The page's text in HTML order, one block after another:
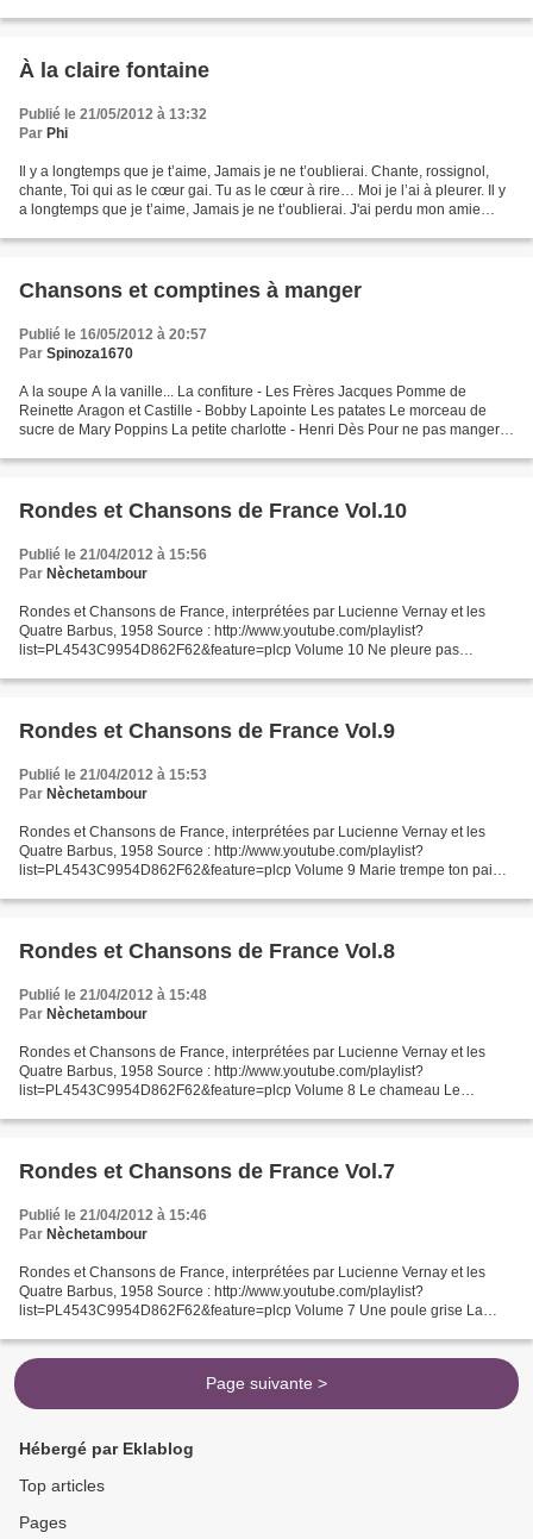
À la claire fontaine
Publié le 21/05/2012 à 13:32
Par Phi
Il y a longtemps que je t’aime, Jamais je ne t’oublierai. Chante, rossignol,
chante, Toi qui as le cœur gai. Tu as le cœur à rire… Moi je l’ai à pleurer. Il y
a longtemps que je t’aime, Jamais je ne t’oublierai. J'ai perdu mon amie
Chansons et comptines à manger
Publié le 16/05/2012 à 20:57
Par Spinoza1670
A la soupe A la vanille... La confiture - Les Frères Jacques Pomme de
Reinette Aragon et Castille - Bobby Lapointe Les patates Le morceau de
sucre de Mary Poppins La petite charlotte - Henri Dès Pour ne pas manger -
Rondes et Chansons de France Vol.10
Publié le 21/04/2012 à 15:56
Par Nèchetambour
Rondes et Chansons de France, interprétées par Lucienne Vernay et les
Quatre Barbus, 1958 Source : http://www.youtube.com/playlist?
list=PL4543C9954D862F62&feature=plcp Volume 10 Ne pleure pas
Rondes et Chansons de France Vol.9
Publié le 21/04/2012 à 15:53
Par Nèchetambour
Rondes et Chansons de France, interprétées par Lucienne Vernay et les
Quatre Barbus, 1958 Source : http://www.youtube.com/playlist?
list=PL4543C9954D862F62&feature=plcp Volume 9 Marie trempe ton pain
Rondes et Chansons de France Vol.8
Publié le 21/04/2012 à 15:48
Par Nèchetambour
Rondes et Chansons de France, interprétées par Lucienne Vernay et les
Quatre Barbus, 1958 Source : http://www.youtube.com/playlist?
list=PL4543C9954D862F62&feature=plcp Volume 8 Le chameau Le
Rondes et Chansons de France Vol.7
Publié le 21/04/2012 à 15:46
Par Nèchetambour
Rondes et Chansons de France, interprétées par Lucienne Vernay et les
Quatre Barbus, 1958 Source : http://www.youtube.com/playlist?
list=PL4543C9954D862F62&feature=plcp Volume 7 Une poule grise La
Page suivante >
Hébergé par Eklablog
Top articles
Pages